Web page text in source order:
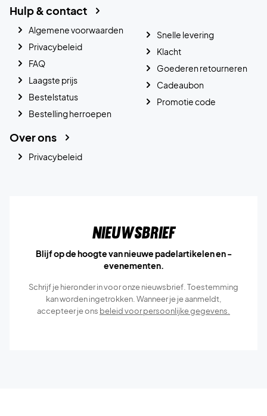
Hulp & contact
Algemene voorwaarden
Privacybeleid
FAQ
Laagste prijs
Bestelstatus
Bestelling herroepen
Snelle levering
Klacht
Goederen retourneren
Cadeaubon
Promotie code
Over ons
Privacybeleid
Nieuwsbrief
Blijf op de hoogte van nieuwe padelartikelen en -
evenementen.
Schrijf je hieronder in voor onze nieuwsbrief. Toestemming
kan worden ingetrokken. Wanneer je je aanmeldt,
accepteer je ons beleid voor persoonlijke gegevens.